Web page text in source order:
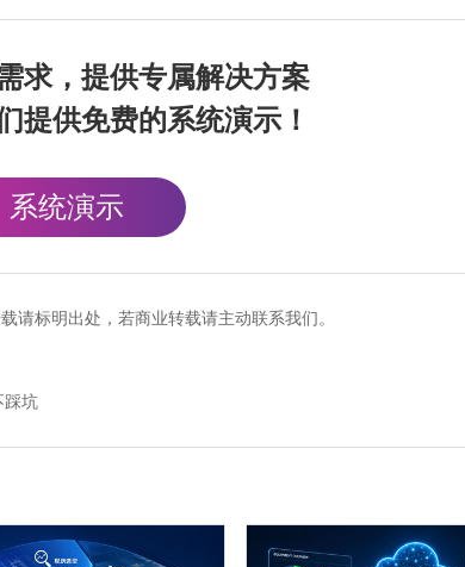
求，提供专属解决方案
提供免费的系统演示！
系统演示
请标明出处，若商业转载请主动联系我们。
踩坑